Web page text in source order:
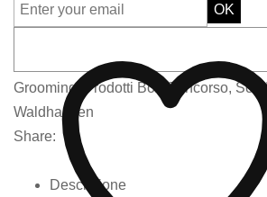
OK
Grooming
Prodotti Box Concorso,
Waldhausen
Share:
Descrizione